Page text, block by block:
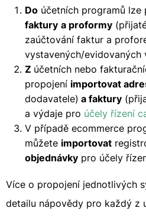
Do účetních programů lze
faktury a proformy
zaúčtování faktur a
vystavených/evidovaných
Z účetních nebo
propojení importovat
dodavatele) a faktury
a výdaje pro účely řízení
V případě ecommerce
můžete importovat
objednávky pro účely
Více o propojení jednotlivých
detailu nápovědy pro každý z